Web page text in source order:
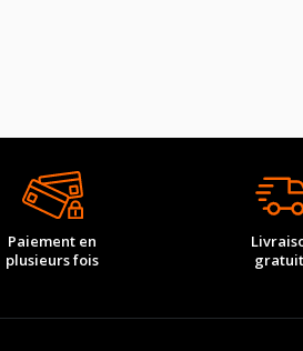
Paiement en
plusieurs fois